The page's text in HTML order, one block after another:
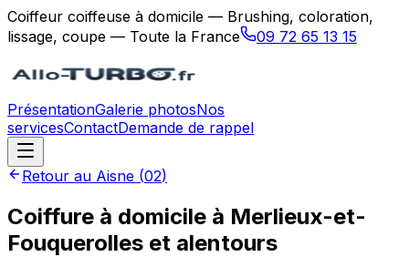
Coiffeur coiffeuse à domicile — Brushing, coloration,
lissage, coupe — Toute la France
09 72 65 13 15
PrésentationGalerie photosNos
servicesContactDemande de rappel
Retour au Aisne (02)
Coiffure à domicile à Merlieux-et-
Fouquerolles et alentours